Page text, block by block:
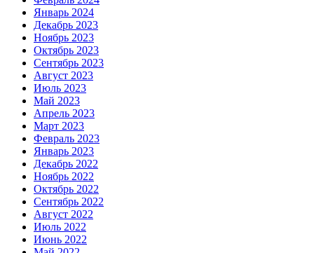
Январь 2024
Декабрь 2023
Ноябрь 2023
Октябрь 2023
Сентябрь 2023
Август 2023
Июль 2023
Май 2023
Апрель 2023
Март 2023
Февраль 2023
Январь 2023
Декабрь 2022
Ноябрь 2022
Октябрь 2022
Сентябрь 2022
Август 2022
Июль 2022
Июнь 2022